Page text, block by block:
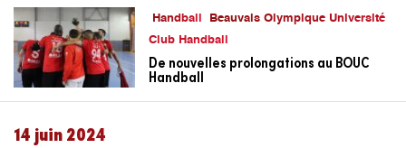
Handball
Beauvais Olympique Université
Club Handball
De nouvelles prolongations au BOUC
Handball
14 juin 2024